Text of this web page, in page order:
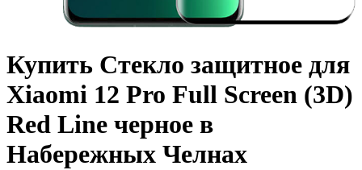
Купить Стекло защитное для
Xiaomi 12 Pro Full Screen (3D)
Red Line черное в
Набережных Челнах